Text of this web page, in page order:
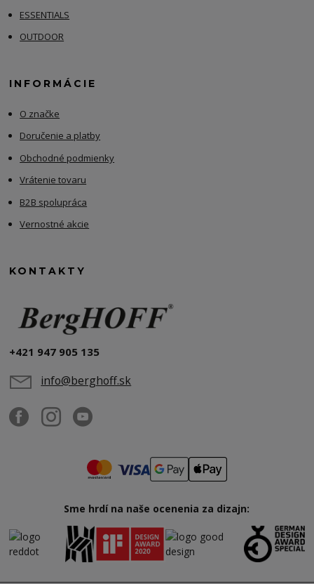
ESSENTIALS
OUTDOOR
INFORMÁCIE
O značke
Doručenie a platby
Obchodné podmienky
Vrátenie tovaru
B2B spolupráca
Vernostné akcie
KONTAKTY
+421 947 905 135
info@berghoff.sk
Sme hrdí na naše ocenenia za dizajn: